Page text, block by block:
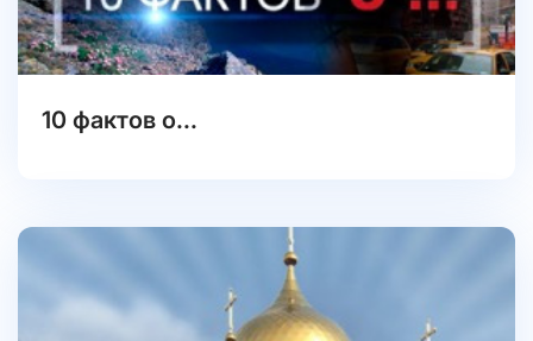
10 фактов о...